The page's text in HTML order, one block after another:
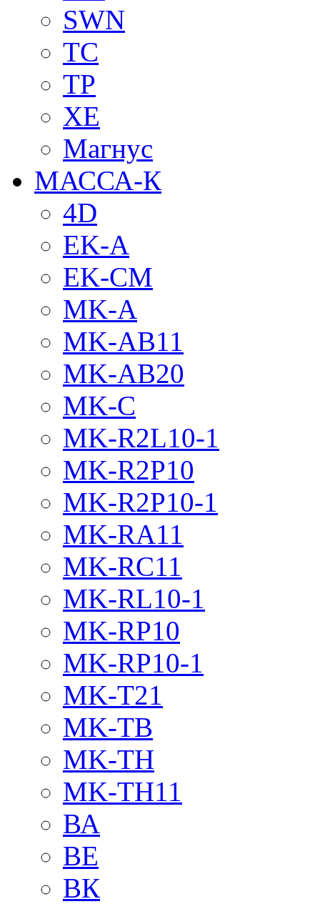
SWN
TC
TP
XE
Магнус
МАССА-К
4D
EK-A
EK-CM
MK-A
MK-AB11
MK-AB20
MK-C
MK-R2L10-1
MK-R2P10
MK-R2P10-1
MK-RA11
MK-RC11
MK-RL10-1
MK-RP10
MK-RP10-1
MK-T21
MK-TB
MK-TH
MK-TH11
ВА
ВЕ
ВК